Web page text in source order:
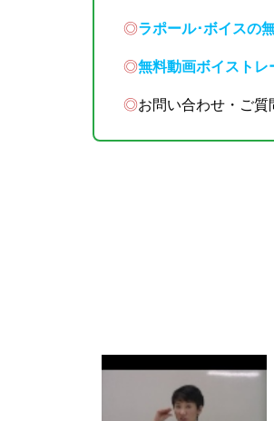
◎ラポール･ボイスの
◎無料動画ボイストレ
◎お問い合わせ・ご質